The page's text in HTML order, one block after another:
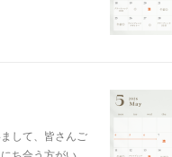
して、皆さんご
ち合う方がい…